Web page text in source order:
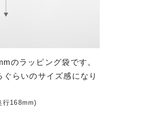
のラッピング袋です。
らいのサイズ感になり
行168mm)